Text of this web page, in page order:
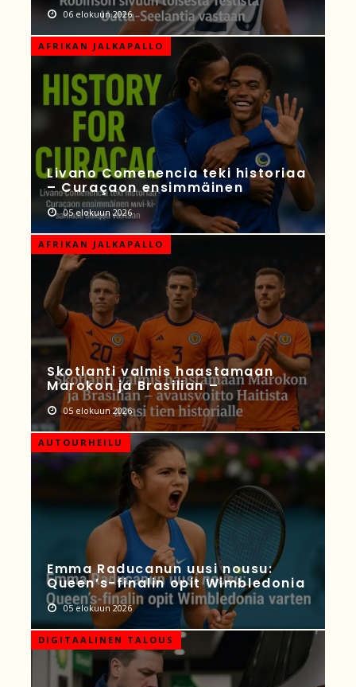
06 elokuun 2026
AFRIKAN JALKAPALLO
Livano Comenencia teki historiaa
– Curaçaon ensimmäinen
05 elokuun 2026
AFRIKAN JALKAPALLO
Skotlanti valmis haastamaan
Marokon ja Brasilian –
05 elokuun 2026
AUTOURHEILU
Emma Raducanun uusi nousu:
Queen’s-finalin opit Wimbledonia
05 elokuun 2026
DIGITAALINEN TALOUS